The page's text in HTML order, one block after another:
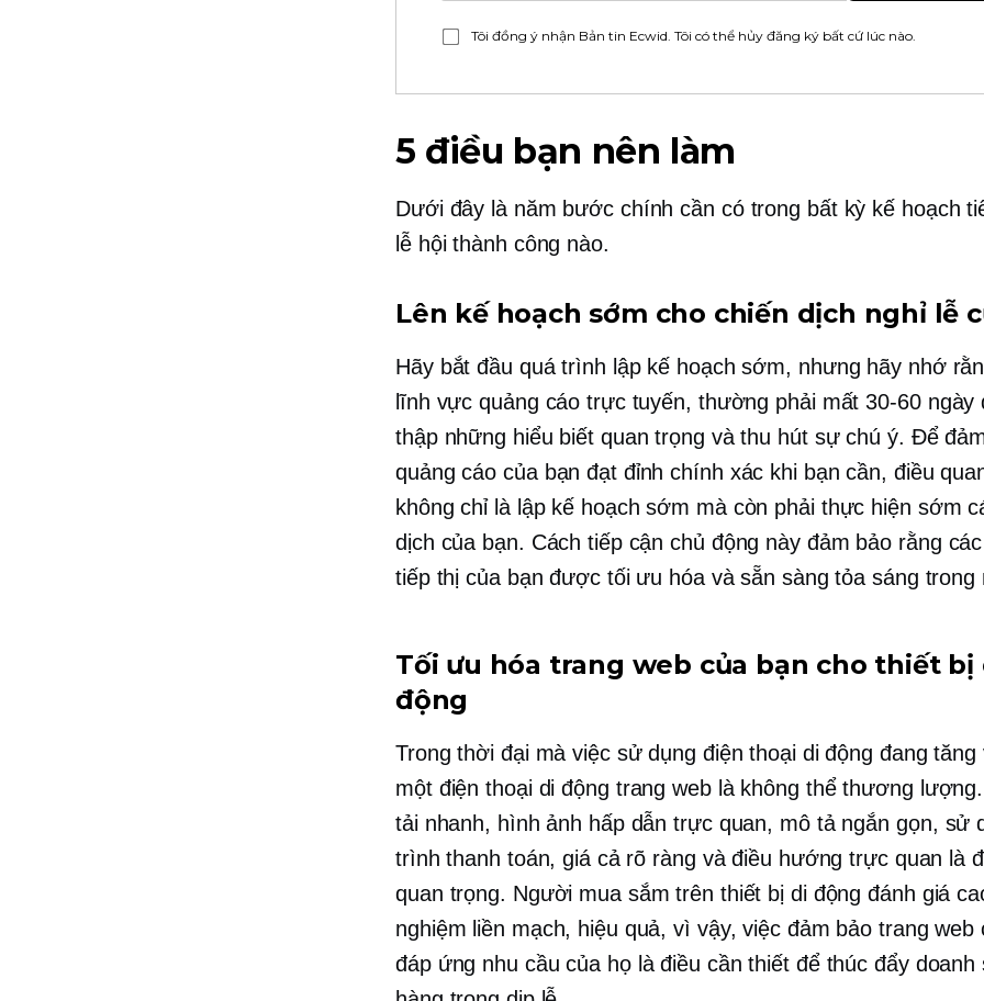
Tôi đồng ý nhận Bản tin Ecwid. Tôi có thể hủy đăng ký bất cứ lúc nào.
5 điều bạn nên làm
Dưới đây là năm bước chính cần có trong bất kỳ kế hoạch
lễ hội thành công nào.
Lên kế hoạch sớm cho chiến dịch nghỉ lễ
Hãy bắt đầu quá trình lập kế hoạch sớm, nhưng hãy nhớ
lĩnh vực quảng cáo trực tuyến, thường phải mất30-60ngày
thập những hiểu biết quan trọng và thu hút sự chú ý. Để
quảng cáo của bạn đạt đỉnh chính xác khi bạn cần, điều
không chỉ là lập kế hoạch sớm mà còn phải thực hiện sớm
dịch của bạn. Cách tiếp cận chủ động này đảm bảo rằng
tiếp thị của bạn được tối ưu hóa và sẵn sàng tỏa sáng trong
Tối ưu hóa trang web của bạn cho thiết bị
động
Trong thời đại mà việc sử dụng điện thoại di động đang tăng
một điện thoại di động trang web là không thể thương lượng.
tải nhanh, hình ảnh hấp dẫn trực quan, mô tả ngắn gọn, sử
trình thanh toán, giá cả rõ ràng và điều hướng trực quan là
quan trọng. Người mua sắm trên thiết bị di động đánh giá
nghiệm liền mạch, hiệu quả, vì vậy, việc đảm bảo trang web
đáp ứng nhu cầu của họ là điều cần thiết để thúc đẩy doanh